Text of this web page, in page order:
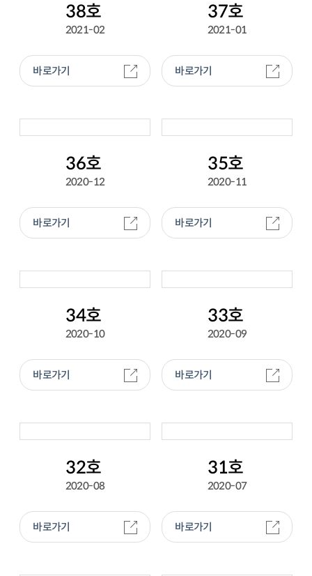
38호
2021-02
바로가기
37호
2021-01
바로가기
36호
2020-12
바로가기
35호
2020-11
바로가기
34호
2020-10
바로가기
33호
2020-09
바로가기
32호
2020-08
바로가기
31호
2020-07
바로가기